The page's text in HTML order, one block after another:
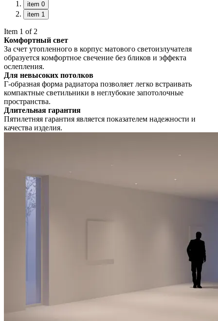
item 0
item 1
Item 1 of 2
Комфортный свет
За счет утопленного в корпус матового светоизлучателя
образуется комфортное свечение без бликов и эффекта
ослепления.
Для невысоких потолков
Г-образная форма радиатора позволяет легко встраивать
компактные светильники в неглубокие запотолочные
пространства.
Длительная гарантия
Пятилетняя гарантия является показателем надежности и
качества изделия.